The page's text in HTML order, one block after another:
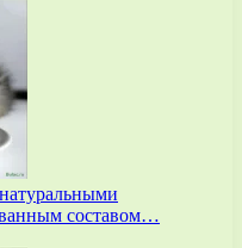
составом…